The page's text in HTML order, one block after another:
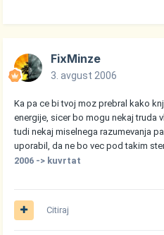
FixMinze
3. avgust 2006
Ka pa ce bi tvoj moz prebral kako
energije, sicer bo mogu nekaj truda
tudi nekaj miselnega razumevanja
uporabil, da ne bo vec pod takim
2006 -> kuvrtat
Citiraj